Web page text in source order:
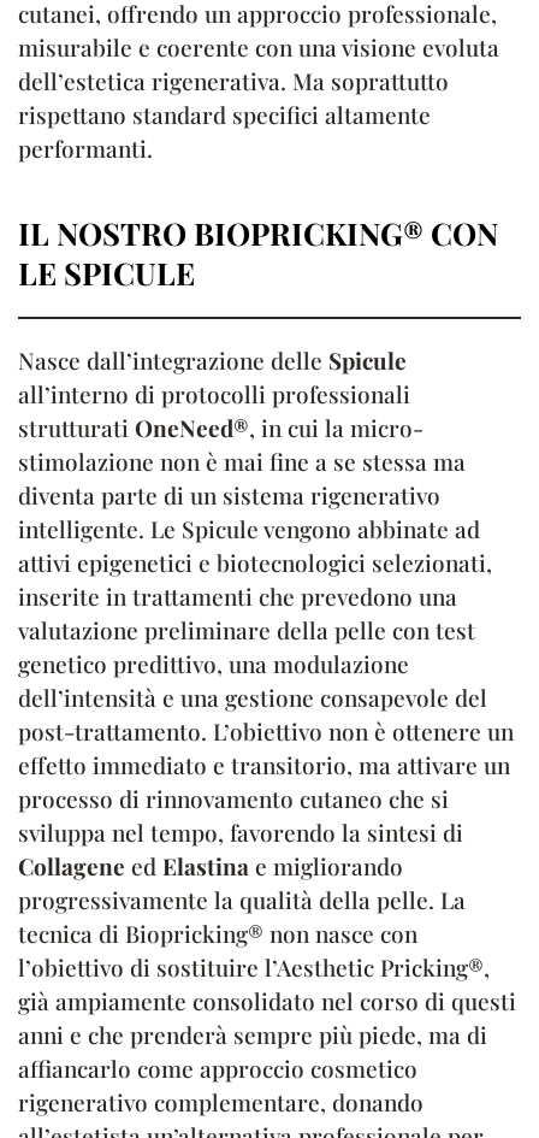
cutanei, offrendo un approccio professionale,
misurabile e coerente con una visione evoluta
dell’estetica rigenerativa. Ma soprattutto
rispettano standard specifici altamente
performanti.
IL NOSTRO BIOPRICKING® CON
LE SPICULE
Nasce dall’integrazione delle Spicule
all’interno di protocolli professionali
strutturatiOneNeed®, in cui la micro-
stimolazione non è mai fine a se stessa ma
diventa parte di un sistema rigenerativo
intelligente. Le Spicule vengono abbinate ad
attivi epigenetici e biotecnologici selezionati,
inserite in trattamenti che prevedono una
valutazione preliminare della pelle con test
genetico predittivo, una modulazione
dell’intensità e una gestione consapevole del
post-trattamento. L’obiettivo non è ottenere un
effetto immediato e transitorio, ma attivare un
processo di rinnovamento cutaneo che si
sviluppa nel tempo, favorendo la sintesi di
Collagene edElastinae migliorando
progressivamente la qualità della pelle. La
tecnica di Biopricking® non nasce con
l’obiettivo di sostituire l’Aesthetic Pricking®,
già ampiamente consolidato nel corso di questi
anni e che prenderà sempre più piede, ma di
affiancarlo come approccio cosmetico
rigenerativo complementare, donando